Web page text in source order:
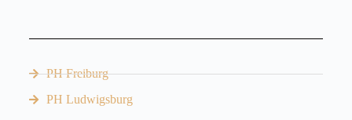
PH Freiburg
PH Ludwigsburg